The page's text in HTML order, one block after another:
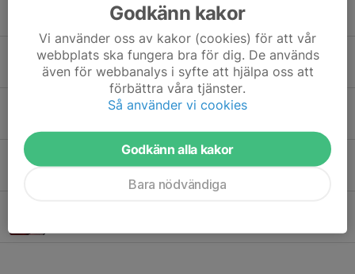
13 apr, 20:48 0
Rabatt på Intersport
8 apr, 21:15 0
ANMÄLAN ÖPPEN!
Senaste nytt från Pilgrimstrailen!
Godkänn kakor
Vi använder oss av kakor (cookies) för att vår
webbplats ska fungera bra för dig. De används
även för webbanalys i syfte att hjälpa oss att
förbättra våra tjänster.
Så använder vi cookies
Godkänn alla kakor
Bara nödvändiga